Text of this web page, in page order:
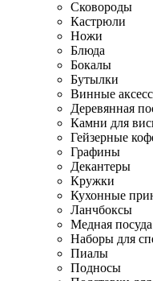
Сковороды
Кастрюли
Ножи
Блюда
Бокалы
Бутылки
Винные
Деревянная
Камни для
Гейзерные
Графины
Декантеры
Кружки
Кухонные
Ланчбоксы
Медная посуда
Наборы для
Пиалы
Подносы